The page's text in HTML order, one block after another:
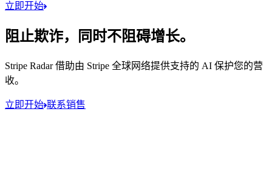
立即开始
阻止欺诈，同时不阻碍增长。
Stripe Radar 借助由 Stripe 全球网络提供支持的 AI 保护您的营
收。
立即开始 联系销售